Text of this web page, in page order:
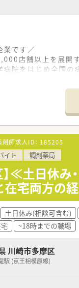
業です／
店舗以上を展開
院をはじめ全国の
一の機械・システム
ネットを使って処方
の「敷地内薬局」の
店舗拡大と業界の
、最新システムが整
剤師求人ID： 185205
イト 調剤薬局
】≪土日休
在宅両方
土日休み(相談可含む)
~18時までの職場
川崎市多摩区
駅 (京王相模原線)